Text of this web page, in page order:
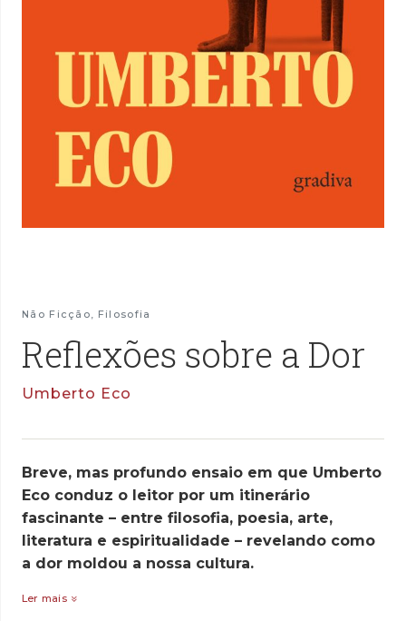
Não Ficção, Filosofia
Reflexões sobre a Dor
Umberto Eco
Breve, mas profundo ensaio em que Umberto
Eco conduz o leitor por um itinerário
fascinante – entre filosofia, poesia, arte,
literatura e espiritualidade – revelando como
a dor moldou a nossa cultura.
Ler mais